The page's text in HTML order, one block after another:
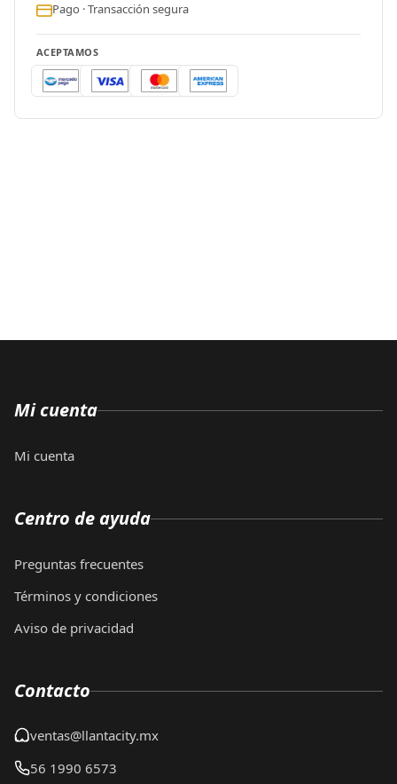
Pago · Transacción segura
ACEPTAMOS
Mi cuenta
Mi cuenta
Centro de ayuda
Preguntas frecuentes
Términos y condiciones
Aviso de privacidad
Contacto
ventas@llantacity.mx
56 1990 6573